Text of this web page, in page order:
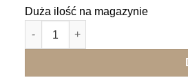
Duża ilość na magazynie